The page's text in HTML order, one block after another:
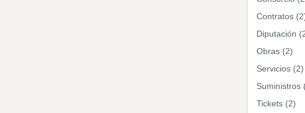
Contratos
Diputación
Obras (2)
Servicios (2)
Suministros
Tickets (2)